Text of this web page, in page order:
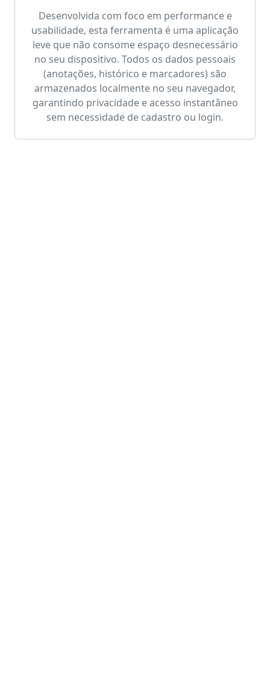
Desenvolvida com foco em performance e
usabilidade, esta ferramenta é uma aplicação
leve que não consome espaço desnecessário
no seu dispositivo. Todos os dados pessoais
(anotações, histórico e marcadores) são
armazenados localmente no seu navegador,
garantindo privacidade e acesso instantâneo
sem necessidade de cadastro ou login.